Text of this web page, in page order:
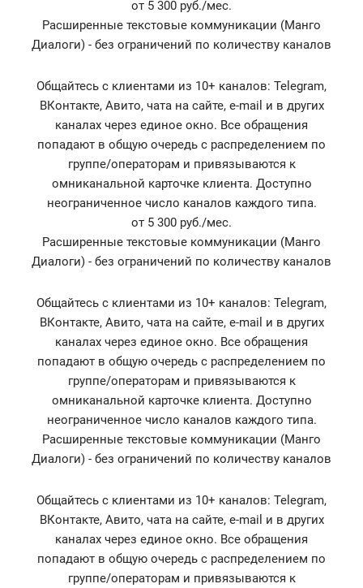
от 5 300 руб./мес.
Расширенные текстовые коммуникации (Манго
Диалоги) - без ограничений по количеству каналов
Общайтесь с клиентами из 10+ каналов: Telegram,
ВКонтакте, Авито, чата на сайте, e-mail и в других
каналах через единое окно. Все обращения
попадают в общую очередь с распределением по
группе/операторам и привязываются к
омниканальной карточке клиента. Доступно
неограниченное число каналов каждого типа.
от 5 300 руб./мес.
Расширенные текстовые коммуникации (Манго
Диалоги) - без ограничений по количеству каналов
Общайтесь с клиентами из 10+ каналов: Telegram,
ВКонтакте, Авито, чата на сайте, e-mail и в других
каналах через единое окно. Все обращения
попадают в общую очередь с распределением по
группе/операторам и привязываются к
омниканальной карточке клиента. Доступно
неограниченное число каналов каждого типа.
Расширенные текстовые коммуникации (Манго
Диалоги) - без ограничений по количеству каналов
Общайтесь с клиентами из 10+ каналов: Telegram,
ВКонтакте, Авито, чата на сайте, e-mail и в других
каналах через единое окно. Все обращения
попадают в общую очередь с распределением по
группе/операторам и привязываются к